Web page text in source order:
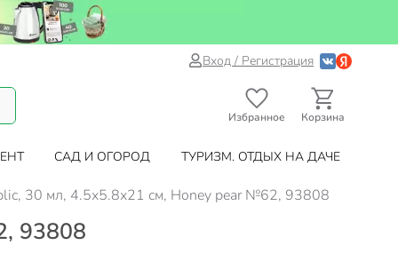
Вход / Регистрация
Избранное Корзина
САД И ОГОРОД ТУРИЗМ. ОТДЫХ НА ДАЧЕ
30 мл, 4.5х5.8х21 см, Honey pear №62, 93808
93808